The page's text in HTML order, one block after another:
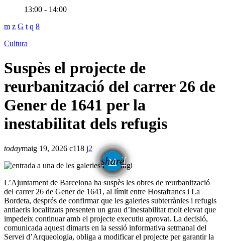
13:00 - 14:00
Cultura
Suspès el projecte de
reurbanització del carrer 26 de
Gener de 1641 per la
inestabilitat dels refugis
todaymaig 19, 2026 118 2
share
email
L’Ajuntament de Barcelona ha suspès les obres de reurbanització
del carrer 26 de Gener de 1641, al límit entre Hostafrancs i La
Bordeta, després de confirmar que les galeries subterrànies i refugis
antiaeris localitzats presenten un grau d’inestabilitat molt elevat que
impedeix continuar amb el projecte executiu aprovat. La decisió,
comunicada aquest dimarts en la sessió informativa setmanal del
Servei d’Arqueologia, obliga a modificar el projecte per garantir la